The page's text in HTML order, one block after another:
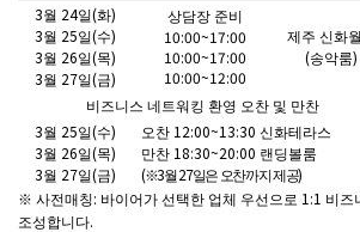
3월 24일(화)
3월 25일(수)
3월 26일(목)
3월 27일(금)
상담장 준비
10:00~17:00
10:00~17:00
10:00~12:00
제주 신화
(송악룸)
비즈니스 네트워킹 환영 오찬 및 만찬
3월 25일(수)
3월 26일(목)
3월 27일(금)
오찬 12:00~13:30 신화테라스
만찬 18:30~20:00 랜딩볼룸
(※3월27일은 오찬까지 제공)
※ 사전매칭: 바이어가 선택한 업체 우선으로 1:1 비즈
조성합니다.